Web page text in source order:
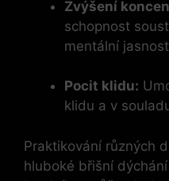
Zvýšení
schopnost
mentální
Pocit klidu:
klidu a v
Praktikování různých
hluboké břišní